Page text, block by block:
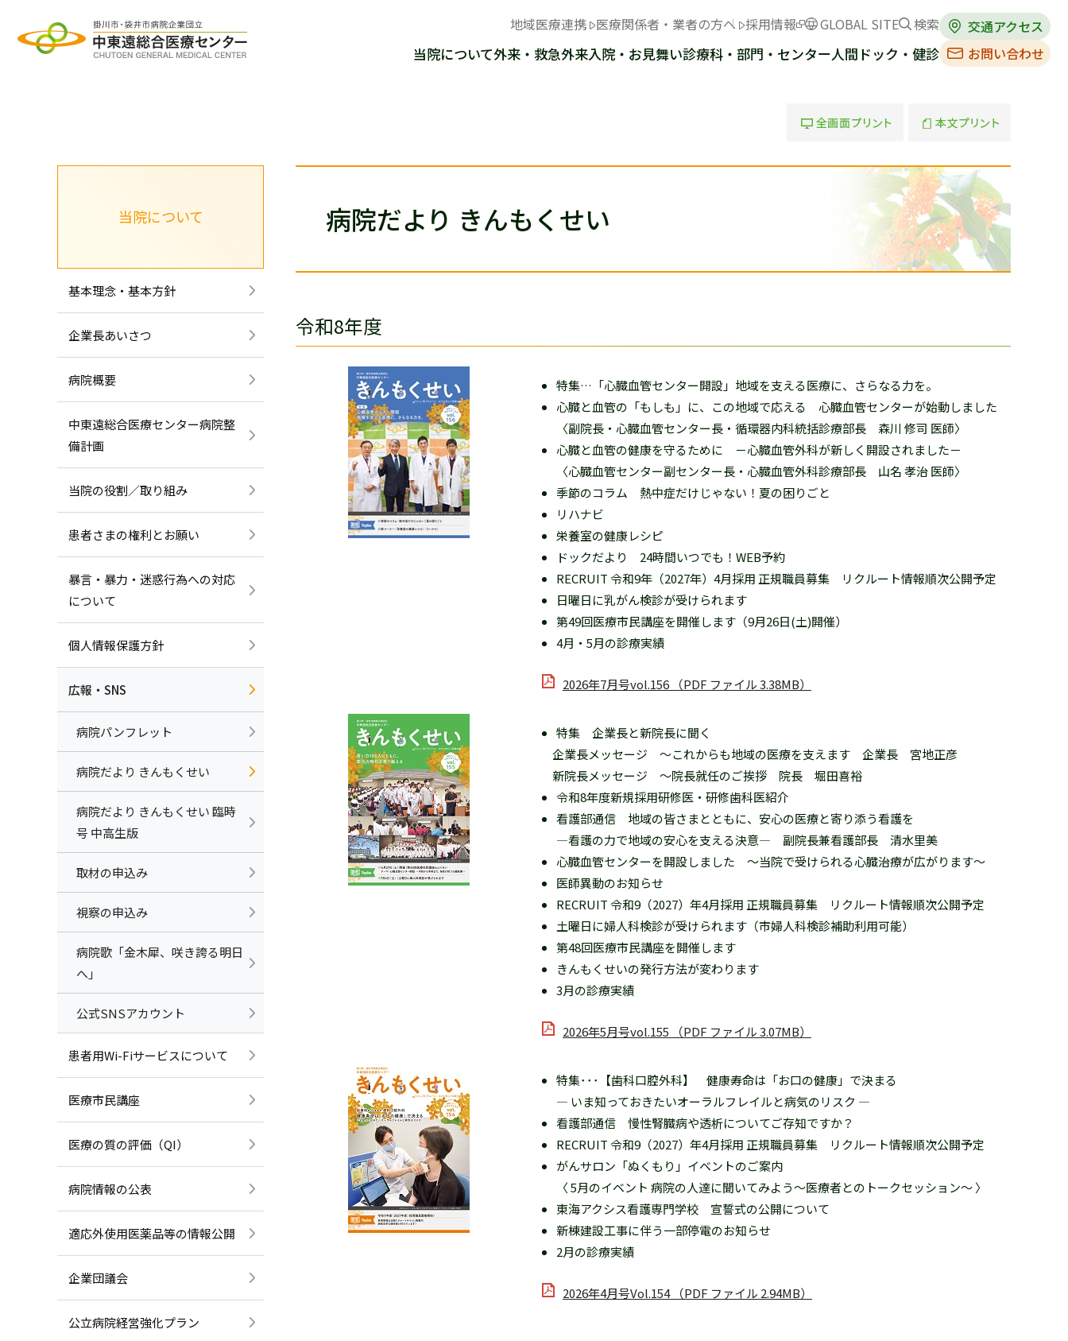
地域医療連携 医療関係者・業者の方へ 採用情報 GLOBAL SITE 検索
当院について外来・救急外来入院・お見舞い診療科・部門・センター人間ドック・健診
交通アクセス
お問い合わせ
病院だより きんもくせい
令和8年度
特集…「心臓血管センター開設」地域を支える医療に、さらなる力を。
心臓と血管の「もしも」に、この地域で応える 心臓血管センターが始動しました
〈副院長・心臓血管センター長・循環器内科統括診療部長 森川 修司 医師〉
心臓と血管の健康を守るために －心臓血管外科が新しく開設されました－
〈心臓血管センター副センター長・心臓血管外科診療部長 山名 孝治 医師〉
季節のコラム 熱中症だけじゃない！夏の困りごと
リハナビ
栄養室の健康レシピ
ドックだより 24時間いつでも！WEB予約
RECRUIT 令和9年（2027年）4月採用 正規職員募集 リクルート情報順次公開予定
日曜日に乳がん検診が受けられます
第49回医療市民講座を開催します（9月26日(土)開催）
4月・5月の診療実績
2026年7月号vol.156 （PDF ファイル 3.38MB）
特集 企業長と新院長に聞く
企業長メッセージ ～これからも地域の医療を支えます 企業長 宮地正彦
新院長メッセージ ～院長就任のご挨拶 院長 堀田喜裕
令和8年度新規採用研修医・研修歯科医紹介
看護部通信 地域の皆さまとともに、安心の医療と寄り添う看護を
―看護の力で地域の安心を支える決意― 副院長兼看護部長 清水里美
心臓血管センターを開設しました ～当院で受けられる心臓治療が広がります～
医師異動のお知らせ
RECRUIT 令和9（2027）年4月採用 正規職員募集 リクルート情報順次公開予定
土曜日に婦人科検診が受けられます（市婦人科検診補助利用可能）
第48回医療市民講座を開催します
きんもくせいの発行方法が変わります
3月の診療実績
2026年5月号vol.155 （PDF ファイル 3.07MB）
特集･･･【歯科口腔外科】 健康寿命は「お口の健康」で決まる
― いま知っておきたいオーラルフレイルと病気のリスク ―
看護部通信 慢性腎臓病や透析についてご存知ですか？
RECRUIT 令和9（2027）年4月採用 正規職員募集 リクルート情報順次公開予定
がんサロン「ぬくもり」イベントのご案内
〈 5月のイベント 病院の人達に聞いてみよう～医療者とのトークセッション～ 〉
東海アクシス看護専門学校 宣誓式の公開について
新棟建設工事に伴う一部停電のお知らせ
2月の診療実績
2026年4月号Vol.154 （PDF ファイル 2.94MB）
当院について
基本理念・基本方針
企業長あいさつ
病院概要
中東遠総合医療センター病院整
備計画
当院の役割／取り組み
患者さまの権利とお願い
暴言・暴力・迷惑行為への対応
について
個人情報保護方針
広報・SNS
病院パンフレット
病院だより きんもくせい
病院だより きんもくせい 臨時
号 中高生版
取材の申込み
視察の申込み
病院歌「金木犀、咲き誇る明日
へ」
公式SNSアカウント
患者用Wi-Fiサービスについて
医療市民講座
医療の質の評価（QI）
病院情報の公表
適応外使用医薬品等の情報公開
企業団議会
公立病院経営強化プラン